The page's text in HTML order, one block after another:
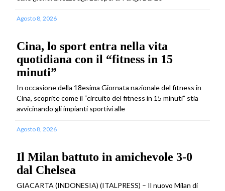
Agosto 8, 2026
Cina, lo sport entra nella vita
quotidiana con il “fitness in 15
minuti”
In occasione della 18esima Giornata nazionale del fitness in
Cina, scoprite come il “circuito del fitness in 15 minuti” stia
avvicinando gli impianti sportivi alle
Agosto 8, 2026
Il Milan battuto in amichevole 3-0
dal Chelsea
GIACARTA (INDONESIA) (ITALPRESS) – Il nuovo Milan di